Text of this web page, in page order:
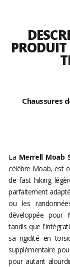
Chaussures
La Merrell Moab
célèbre Moab, est
de fast hiking
parfaitement
ou les
développée pour
tandis que
sa rigidité en
supplémentaire
pour autant